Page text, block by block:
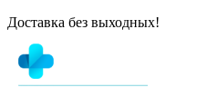
Доставка без выходных!